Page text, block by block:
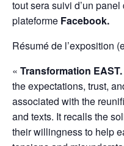
tout sera suivi d’un
plateforme Facebook.
Résumé de l’exposition
« Transformation
the expectations, trust,
associated with the
and texts. It recalls the
their willingness to help